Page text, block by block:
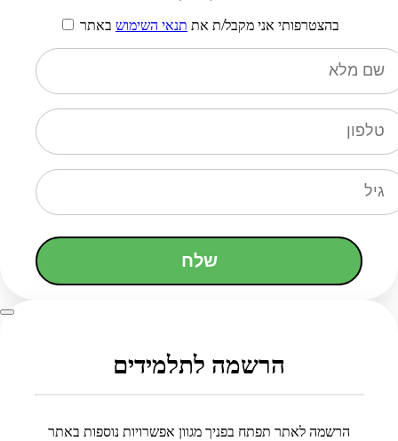
בהצטרפותי אני מקבל/ת את תנאי השימוש באתר
שלח
הרשמה לתלמידים
הרשמה לאתר תפתח בפניך מגוון אפשרויות נוספות באתר